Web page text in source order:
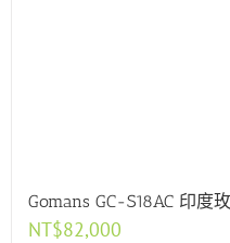
Gomans GC-S18AC 印度
NT$82,000